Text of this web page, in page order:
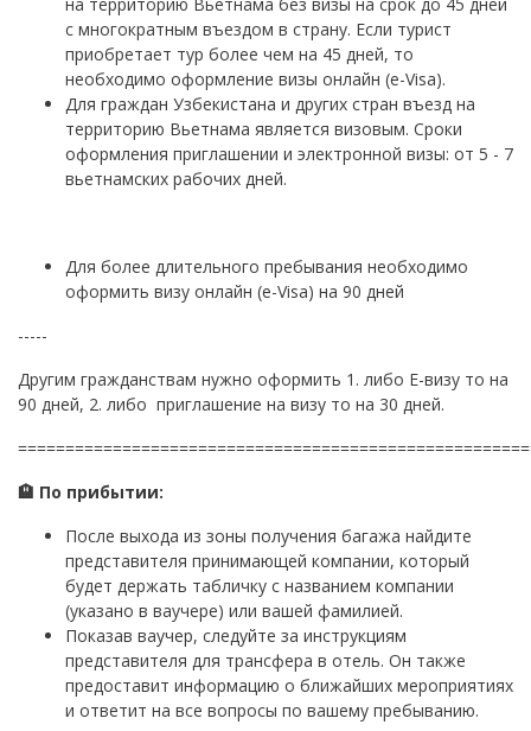
с многократным въездом в страну. Если турист
приобретает тур более чем на 45 дней, то
необходимо оформление визы онлайн (e-Visa).
Для граждан Узбекистана и других стран въезд на
территорию Вьетнама является визовым. Сроки
оформления приглашении и электронной визы: от 5 - 7
вьетнамских рабочих дней.
Для более длительного пребывания необходимо
оформить визу онлайн (e-Visa) на 90 дней
-----
Другим гражданствам нужно оформить 1. либо Е-визу то на
90 дней, 2. либо приглашение на визу то на 30 дней.
🏨 По прибытии:
После выхода из зоны получения багажа найдите
представителя принимающей компании, который
будет держать табличку с названием компании
(указано в ваучере) или вашей фамилией.
Показав ваучер, следуйте за инструкциям
представителя для трансфера в отель. Он также
предоставит информацию о ближайших мероприятиях
и ответит на все вопросы по вашему пребыванию.